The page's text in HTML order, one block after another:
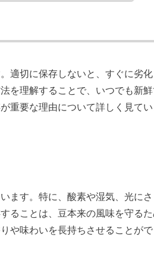
適切に保存しないと、すぐに劣化
を理解することで、いつでも新
重要な理由について詳しく見てい
ます。特に、酸素や湿気、光に
ることは、豆本来の風味を守る
や味わいを長持ちさせることが